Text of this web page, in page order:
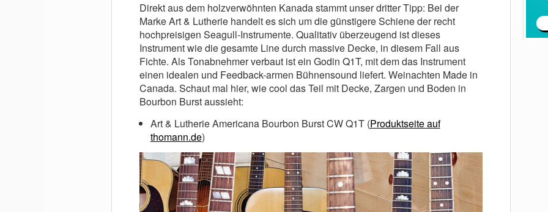
Direkt aus dem holzverwöhnten Kanada stammt unser dritter Tipp: Bei der
Marke Art & Lutherie handelt es sich um die günstigere Schiene der recht
hochpreisigen Seagull-Instrumente. Qualitativ überzeugend ist dieses
Instrument wie die gesamte Line durch massive Decke, in diesem Fall aus
Fichte. Als Tonabnehmer verbaut ist ein Godin Q1T, mit dem das Instrument
einen idealen und Feedback-armen Bühnensound liefert. Weinachten Made in
Canada. Schaut mal hier, wie cool das Teil mit Decke, Zargen und Boden in
Bourbon Burst aussieht:
Art & Lutherie Americana Bourbon Burst CW Q1T (Produktseite auf
thomann.de)